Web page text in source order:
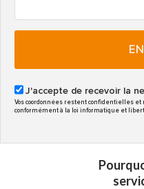
J'accepte de recevoir la
Vos coordonnées restent confidentielles
conformément à la loi informatique et